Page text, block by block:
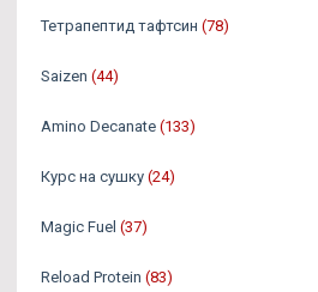
Тетрапептид тафтсин (78)
Saizen (44)
Amino Decanate (133)
Курс на сушку (24)
Magic Fuel (37)
Reload Protein (83)